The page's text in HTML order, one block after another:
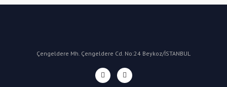
Çengeldere Mh. Çengeldere Cd. No:24 Beykoz/İSTANBUL